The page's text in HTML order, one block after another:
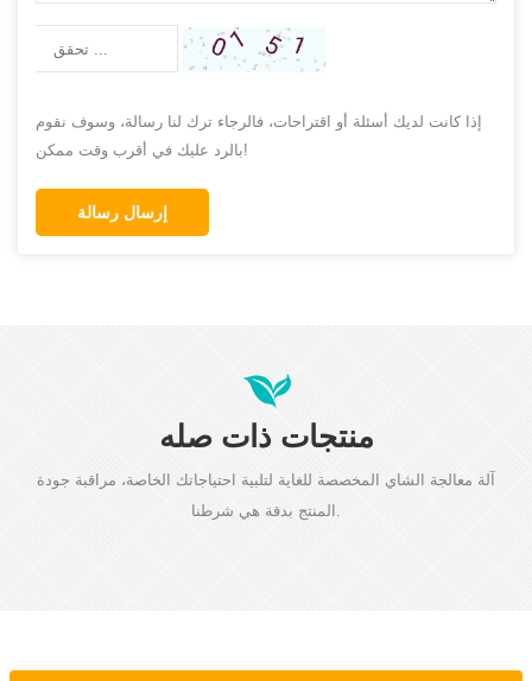
إذا كانت لديك أسئلة أو اقتراحات، فالرجاء ترك لنا رسالة، وسوف نقوم
بالرد عليك في أقرب وقت ممكن!
إرسال رسالة
منتجات ذات صله
آلة معالجة الشاي المخصصة للغاية لتلبية احتياجاتك الخاصة، مراقبة جودة
المنتج بدقة هي شرطنا.